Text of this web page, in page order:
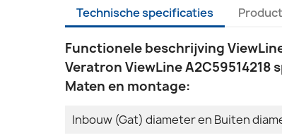
Technische specificaties
Functionele beschrijving
Veratron ViewLine A2C59514218
Maten en montage:
Inbouw (Gat) diameter en Buiten